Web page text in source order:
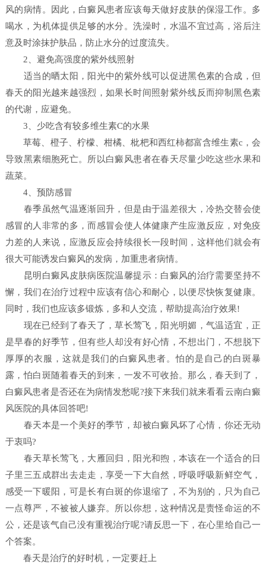
风的病情。因此，白癜风患者应该每天做好皮肤的保湿工作。多
喝水，为机体提供足够的水分。洗澡时，水温不宜过高，浴后注
意及时涂抹护肤品，防止水分的过度流失。
2、避免高强度的紫外线照射
适当的晒太阳，阳光中的紫外线可以促进黑色素的合成，但
春天的阳光越来越强烈，如果长时间照射紫外线反而抑制黑色素
的代谢，应避免。
3、少吃含有较多维生素C的水果
草莓、橙子、柠檬、柑橘、枇杷和西红柿都富含维生素c，会
导致黑素细胞死亡。所以白癜风患者在春天尽量少吃这些水果和
蔬菜。
4、预防感冒
春季虽然气温逐渐回升，但是由于温差很大，冷热交替会使
感冒的人非常的多，而感冒会使人体健康产生应激反应，对免疫
力差的人来说，应激反应会持续很长一段时间，这样他们就会有
很大可能诱发白癜风的发病，加重患者病情。
昆明白癜风皮肤病医院温馨提示：白癜风的治疗需要坚持不
懈，我们在治疗过程中应该有信心和耐心，以便尽快恢复健康。
同时，我们也应该多锻炼，多和人交流，帮助提高治疗效果!
现在已经到了春天了，草长莺飞，阳光明媚，气温适宜，正
是早春的好季节，但有些人却没有好心情，不想出门，不想脱下
厚厚的衣服，这就是我们的白癜风患者。怕的是自己的白斑暴
露，怕白斑随着春天的到来，一发不可收拾。那么，春天到了，
白癜风患者是否还在为病情发愁呢?接下来我们就来看看云南白癜
风医院的具体回答吧!
春天本是一个美好的季节，却被白癜风坏了心情，你还无动
于衷吗?
春天草长莺飞，大雁回归，阳光和煦，本该在一个适合的日
子里三五成群出去走走，享受一下大自然，呼吸呼吸新鲜空气，
感受一下暖阳，可是长有白斑的你退缩了，不为别的，只为自己
一点尊严，不被被人嫌弃。所以你想，这种情况是责怪命运的不
公，还是该气自己没有重视治疗呢?请反思一下，在心里给自己一
个答案。
春天是治疗的好时机，一定要赶上